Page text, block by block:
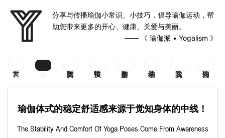
分享与传播瑜伽小常识、小技巧，倡导瑜伽运动，帮
助您带来更多的开心、健康、关爱与美丽。
—— 《 瑜伽派 • Yogalism 》
瑜伽体式的稳定舒适感来源于觉知身体的中线！
The Stability And Comfort Of Yoga Poses Come From Awareness